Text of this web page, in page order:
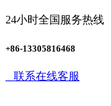
24小时全国服务热线
+86-13305816468
联系在线客服